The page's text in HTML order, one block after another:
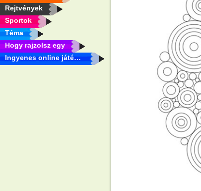
Rejtvények
Sportok
Téma
Hogy rajzolsz egy
Ingyenes online játékok